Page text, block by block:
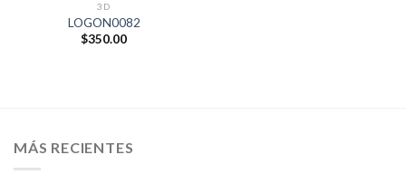
3D
LOGON0082
$350.00
MÁS RECIENTES